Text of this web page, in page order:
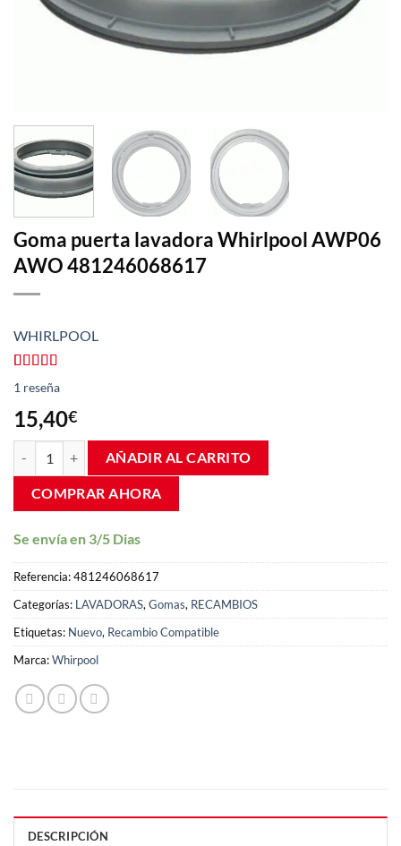
Goma puerta lavadora Whirlpool AWP06
AWO 481246068617
WHIRLPOOL
Valorado
con5.00
5 en base a
1
valoración
de un cliente
1 reseña
15,40€
Goma puerta lavadora Whirlpool AWP06 AWO 481246068617
AÑADIR AL CARRITO
COMPRAR AHORA
Se envía en 3/5 Dias
Referencia:481246068617
Categorías: LAVADORAS, Gomas, RECAMBIOS
Etiquetas: Nuevo, Recambio Compatible
Marca:Whirpool
DESCRIPCIÓN